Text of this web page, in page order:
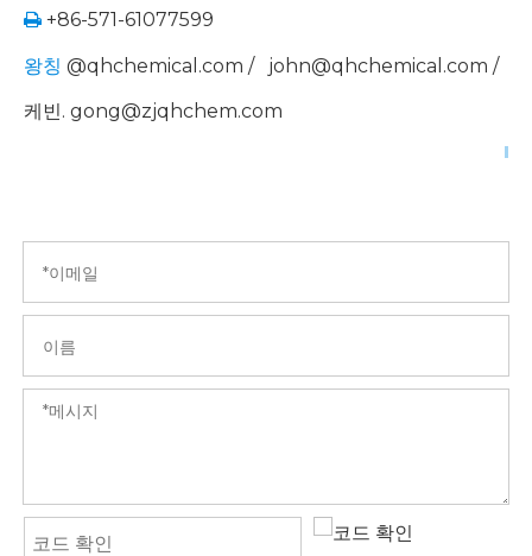
 +86-571-61077599
왕칭 @qhchemical.com / john@qhchemical.com /
케빈. gong@zjqhchem.com